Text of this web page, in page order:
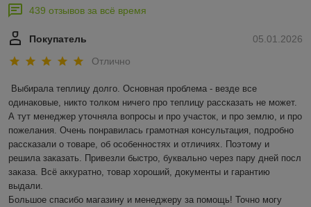
439 отзывов за всё время
05.01.2026
Покупатель
Отлично
Выбирала теплицу долго. Основная проблема - везде все
одинаковые, никто толком ничего про теплицу рассказать не может.
А тут менеджер уточняла вопросы и про участок, и про землю, и про
пожелания. Очень понравилась грамотная консультация, подробно
рассказали о товаре, об особенностях и отличиях. Поэтому и
решила заказать. Привезли быстро, буквально через пару дней посл
заказа. Всё аккуратно, товар хороший, документы и гарантию
выдали.
Большое спасибо магазину и менеджеру за помощь! Точно могу